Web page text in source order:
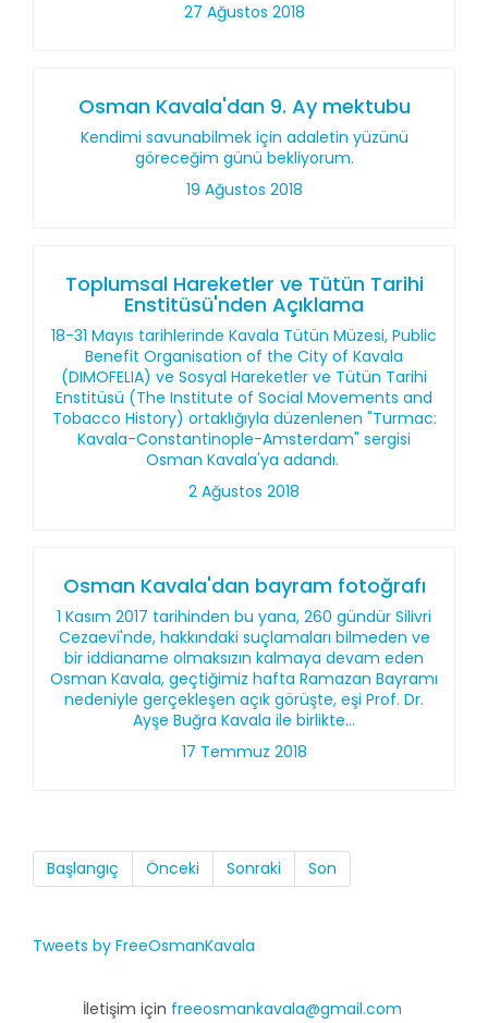
27 Ağustos 2018
Osman Kavala'dan 9. Ay mektubu
Kendimi savunabilmek için adaletin yüzünü
göreceğim günü bekliyorum.
19 Ağustos 2018
Toplumsal Hareketler ve Tütün Tarihi
Enstitüsü'nden Açıklama
18-31 Mayıs tarihlerinde Kavala Tütün Müzesi, Public
Benefit Organisation of the City of Kavala
(DIMOFELIA) ve Sosyal Hareketler ve Tütün Tarihi
Enstitüsü (The Institute of Social Movements and
Tobacco History) ortaklığıyla düzenlenen "Turmac:
Kavala-Constantinople-Amsterdam" sergisi
Osman Kavala'ya adandı.
2 Ağustos 2018
Osman Kavala'dan bayram fotoğrafı
1 Kasım 2017 tarihinden bu yana, 260 gündür Silivri
Cezaevi'nde, hakkındaki suçlamaları bilmeden ve
bir iddianame olmaksızın kalmaya devam eden
Osman Kavala, geçtiğimiz hafta Ramazan Bayramı
nedeniyle gerçekleşen açık görüşte, eşi Prof. Dr.
Ayşe Buğra Kavala ile birlikte...
17 Temmuz 2018
Başlangıç Önceki Sonraki Son
Tweets by FreeOsmanKavala
İletişim için freeosmankavala@gmail.com